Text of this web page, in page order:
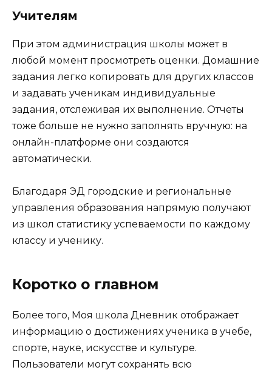
Учителям
При этом администрация школы может в
любой момент просмотреть оценки. Домашние
задания легко копировать для других классов
и задавать ученикам индивидуальные
задания, отслеживая их выполнение. Отчеты
тоже больше не нужно заполнять вручную: на
онлайн-платформе они создаются
автоматически.
Благодаря ЭД городские и региональные
управления образования напрямую получают
из школ статистику успеваемости по каждому
классу и ученику.
Коротко о главном
Более того, Моя школа Дневник отображает
информацию о достижениях ученика в учебе,
спорте, науке, искусстве и культуре.
Пользователи могут сохранять всю